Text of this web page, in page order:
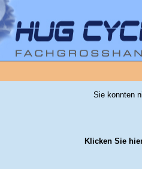
Sie konnten
Klicken Sie